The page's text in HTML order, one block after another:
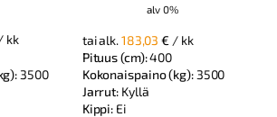
kk
3500
alv 0%
tai alk.183,03€ / kk
Pituus (cm):400
Kokonaispaino (kg): 3500
Jarrut: Kyllä
Kippi: Ei